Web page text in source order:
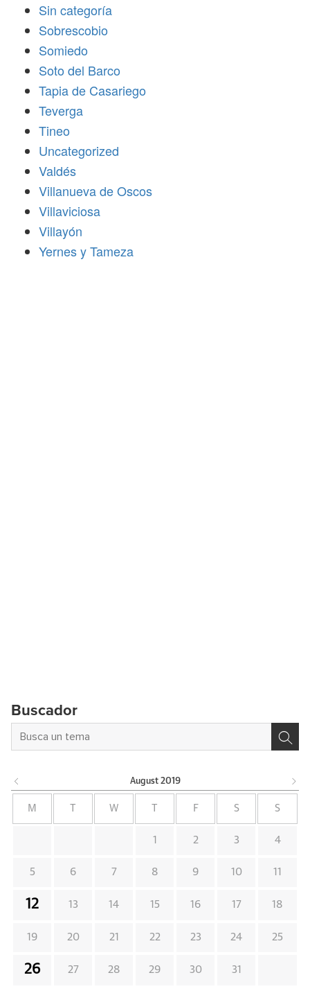
Sin categoría
Sobrescobio
Somiedo
Soto del Barco
Tapia de Casariego
Teverga
Tineo
Uncategorized
Valdés
Villanueva de Oscos
Villaviciosa
Villayón
Yernes y Tameza
Buscador
August 2019
M W F S S
1 2 3 4
5 6 7 8 9 10 11
12 13 14 15 16 17 18
19 20 21 22 23 24 25
26 27 28 29 30 31